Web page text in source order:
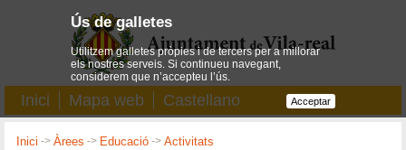
Inici Mapa web Castellano
Inici ->Àrees -> Educació ->Activitats
Ús de galletes
Utilitzem galletes pròpies i de tercers per a millorar
els nostres serveis. Si continueu navegant,
considerem que n’accepteu l’ús.
Acceptar